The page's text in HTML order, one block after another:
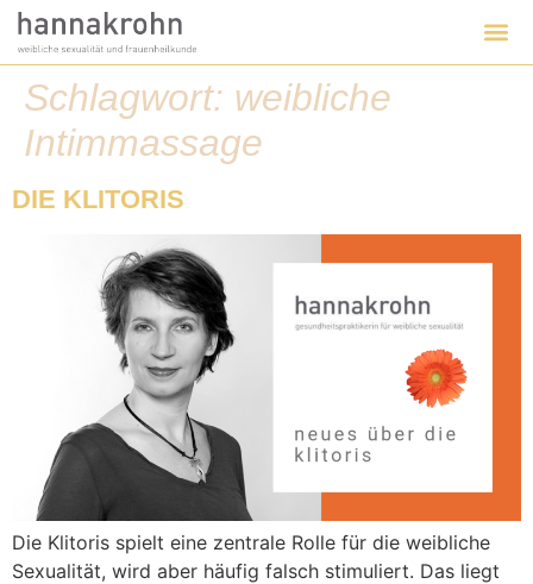
Schlagwort: weibliche
Intimmassage
DIE KLITORIS
Die Klitoris spielt eine zentrale Rolle für die weibliche
Sexualität, wird aber häufig falsch stimuliert. Das liegt